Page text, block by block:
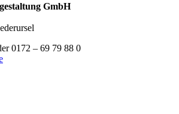
GmbH
0172 – 69 79 88 0